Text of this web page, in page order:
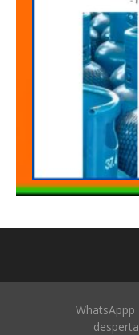
WhatsAppp